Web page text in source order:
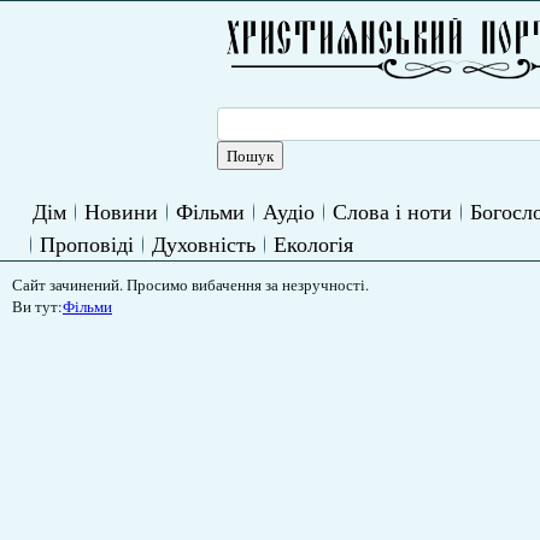
Дім Новини Фільми Аудіо Слова і ноти
Проповіді
Духовність Екологія
Сайт зачинений. Просимо вибачення за незручності.
Ви тут:Фільми